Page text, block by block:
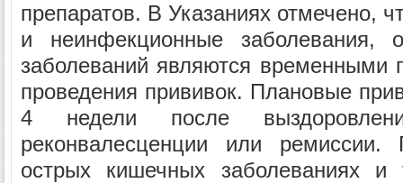
препаратов. В Указаниях отмечено,
и неинфекционные заболевания,
заболеваний являются временными
проведения прививок. Плановые
4 недели после
реконвалесценции или
острых кишечных заболеваниях и